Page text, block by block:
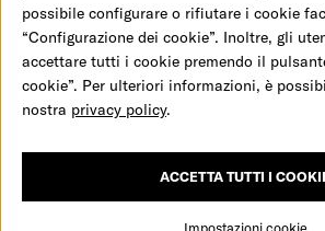
possibile configurare o rifiutare i cookie
“Configurazione dei cookie”. Inoltre, gli
accettare tutti i cookie premendo il
cookie”. Per ulteriori informazioni, è
nostra privacy policy.
ACCETTA TUTTI I
CONSENTI TUTTI
Facebook Twitter Youtube Instagram LinkedIn
Credits